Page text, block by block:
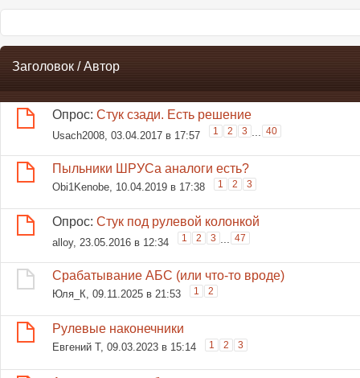
Заголовок /Автор
Опрос: Стук сзади. Есть решение
Usach2008 , 03.04.2017 в 17:57 1 2 3 40
Пыльники ШРУСа аналоги есть?
Obi1Kenobe , 10.04.2019 в 17:38 1 2 3
Опрос: Стук под рулевой колонкой
alloy, 23.05.2016 в 12:34 1 2 3 47
Срабатывание АБС (или что-то вроде)
Юля_К , 09.11.2025 в 21:53 1 2
Рулевые наконечники
Евгений Т, 09.03.2023 в 15:14 1 2 3